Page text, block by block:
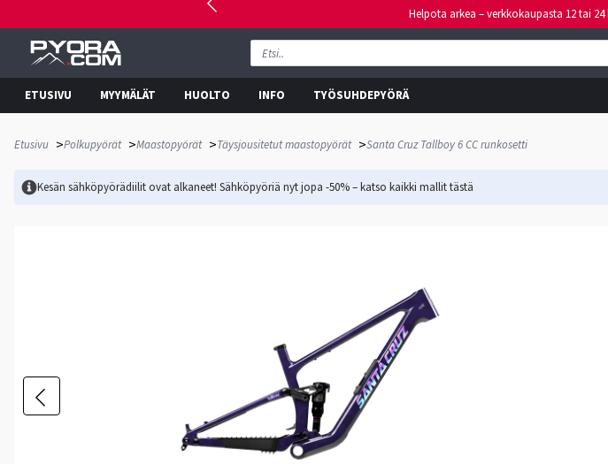
Helpota arkea – verkkokaupasta 12 tai
ETUSIVU MYYMÄLÄT HUOLTO INFO TYÖSUHDEPYÖRÄ
Etusivu >Polkupyörät >Maastopyörät >Täysjousitetut maastopyörät >Santa Cruz Tallboy 6 CC runkosetti
Kesän sähköpyörädiilit ovat alkaneet! Sähköpyöriä nyt jopa -50% – katso kaikki mallittästä